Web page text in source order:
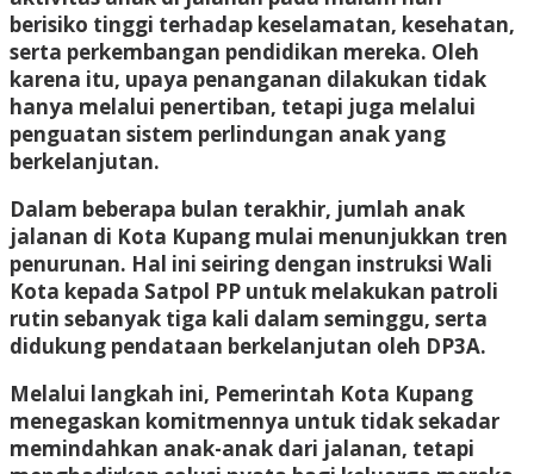
berisiko tinggi terhadap keselamatan, kesehatan,
serta perkembangan pendidikan mereka. Oleh
karena itu, upaya penanganan dilakukan tidak
hanya melalui penertiban, tetapi juga melalui
penguatan sistem perlindungan anak yang
berkelanjutan.
Dalam beberapa bulan terakhir, jumlah anak
jalanan di Kota Kupang mulai menunjukkan tren
penurunan. Hal ini seiring dengan instruksi Wali
Kota kepada Satpol PP untuk melakukan patroli
rutin sebanyak tiga kali dalam seminggu, serta
didukung pendataan berkelanjutan oleh DP3A.
Melalui langkah ini, Pemerintah Kota Kupang
menegaskan komitmennya untuk tidak sekadar
memindahkan anak-anak dari jalanan, tetapi